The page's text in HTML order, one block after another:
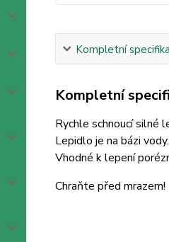
Kompletní
Kompletní
Rychle schnoucí silné
Lepidlo je na bázi
Vhodné k lepení
Chraňte před